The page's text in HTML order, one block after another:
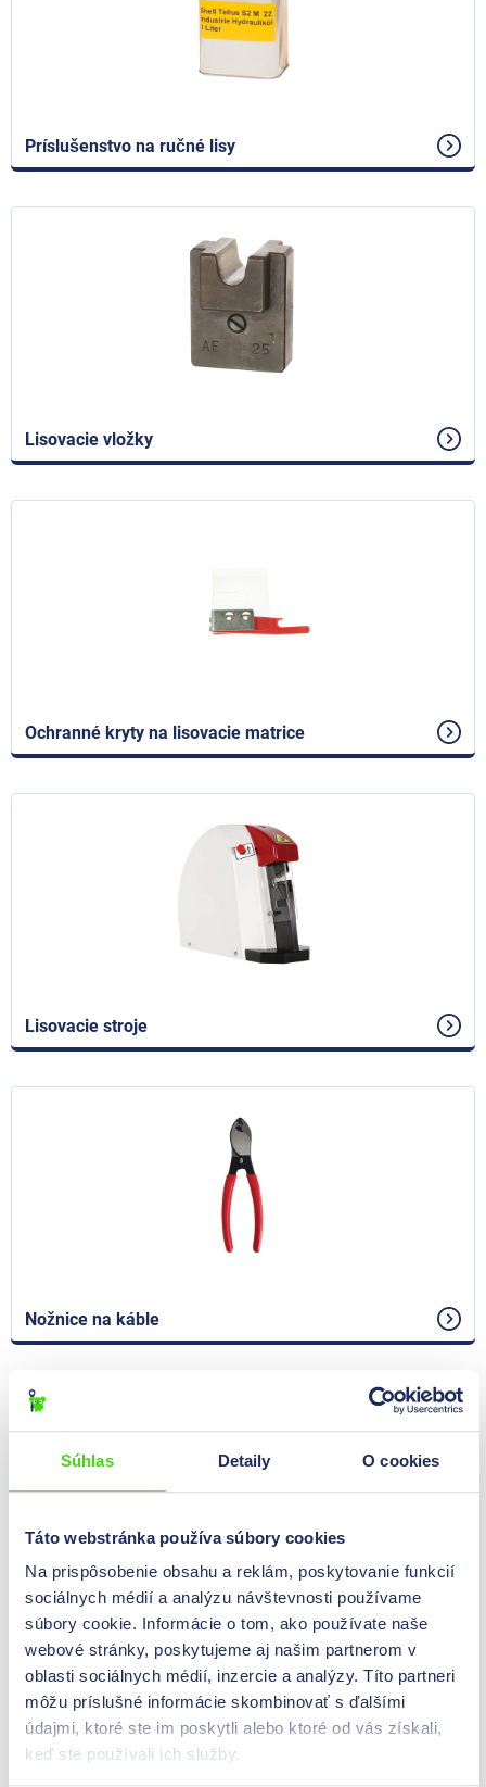
Súhlas Detaily O cookies
Táto webstránka používa súbory cookies
Na prispôsobenie obsahu a reklám, poskytovanie funkcií
sociálnych médií a analýzu návštevnosti používame
súbory cookie. Informácie o tom, ako používate naše
webové stránky, poskytujeme aj našim partnerom v
oblasti sociálnych médií, inzercie a analýzy. Títo partneri
môžu príslušné informácie skombinovať s ďalšími
údajmi, ktoré ste im poskytli alebo ktoré od vás získali,
keď ste používali ich služby.
Príslušenstvo na ručné lisy
Lisovacie vložky
Ochranné kryty na lisovacie matrice
Lisovacie stroje
Nožnice na káble
Nástroj na rezanie ťahu pre káblové pásky